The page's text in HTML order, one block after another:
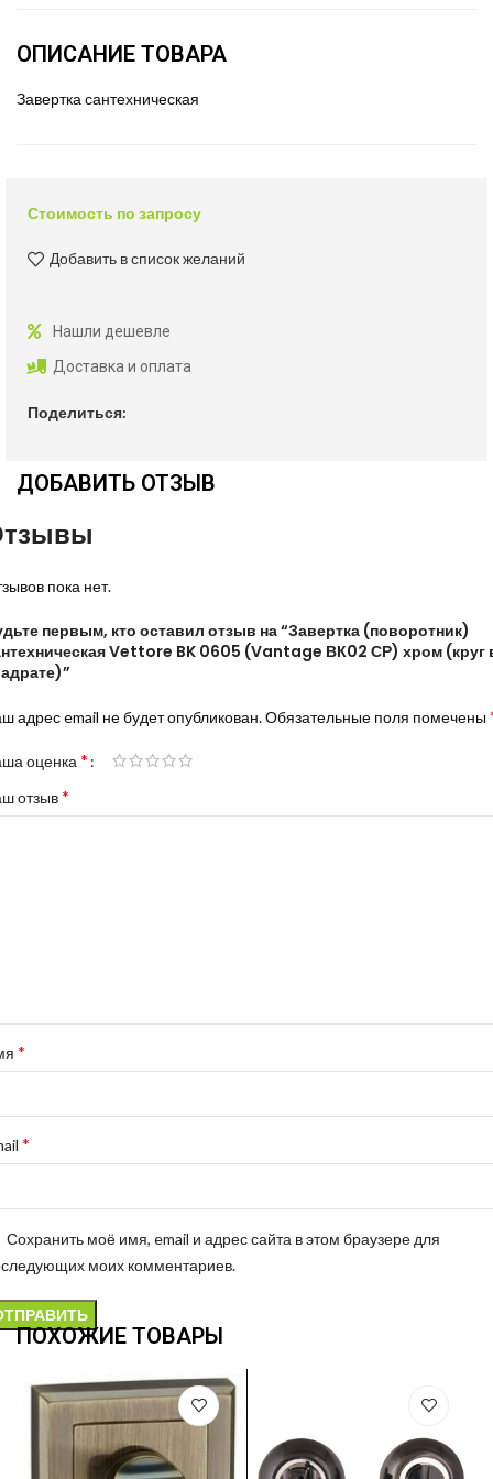
ОПИСАНИЕ ТОВАРА
Завертка сантехническая
Стоимость по запросу
Добавить в список желаний
Нашли дешевле
Доставка и оплата
Поделиться:
ДОБАВИТЬ ОТЗЫВ
пока нет.
первым, кто оставил отзыв на “Завертка (поворотник)
Vettore BK 0605 (Vantage ВК02 СР) хром (круг
адрес email не будет опубликован.Обязательные поля помечены
оценка *
отзыв*
*
*
Сохранить моё имя, email и адрес сайта в этом браузере для
моих комментариев.
ПОХОЖИЕ ТОВАРЫ